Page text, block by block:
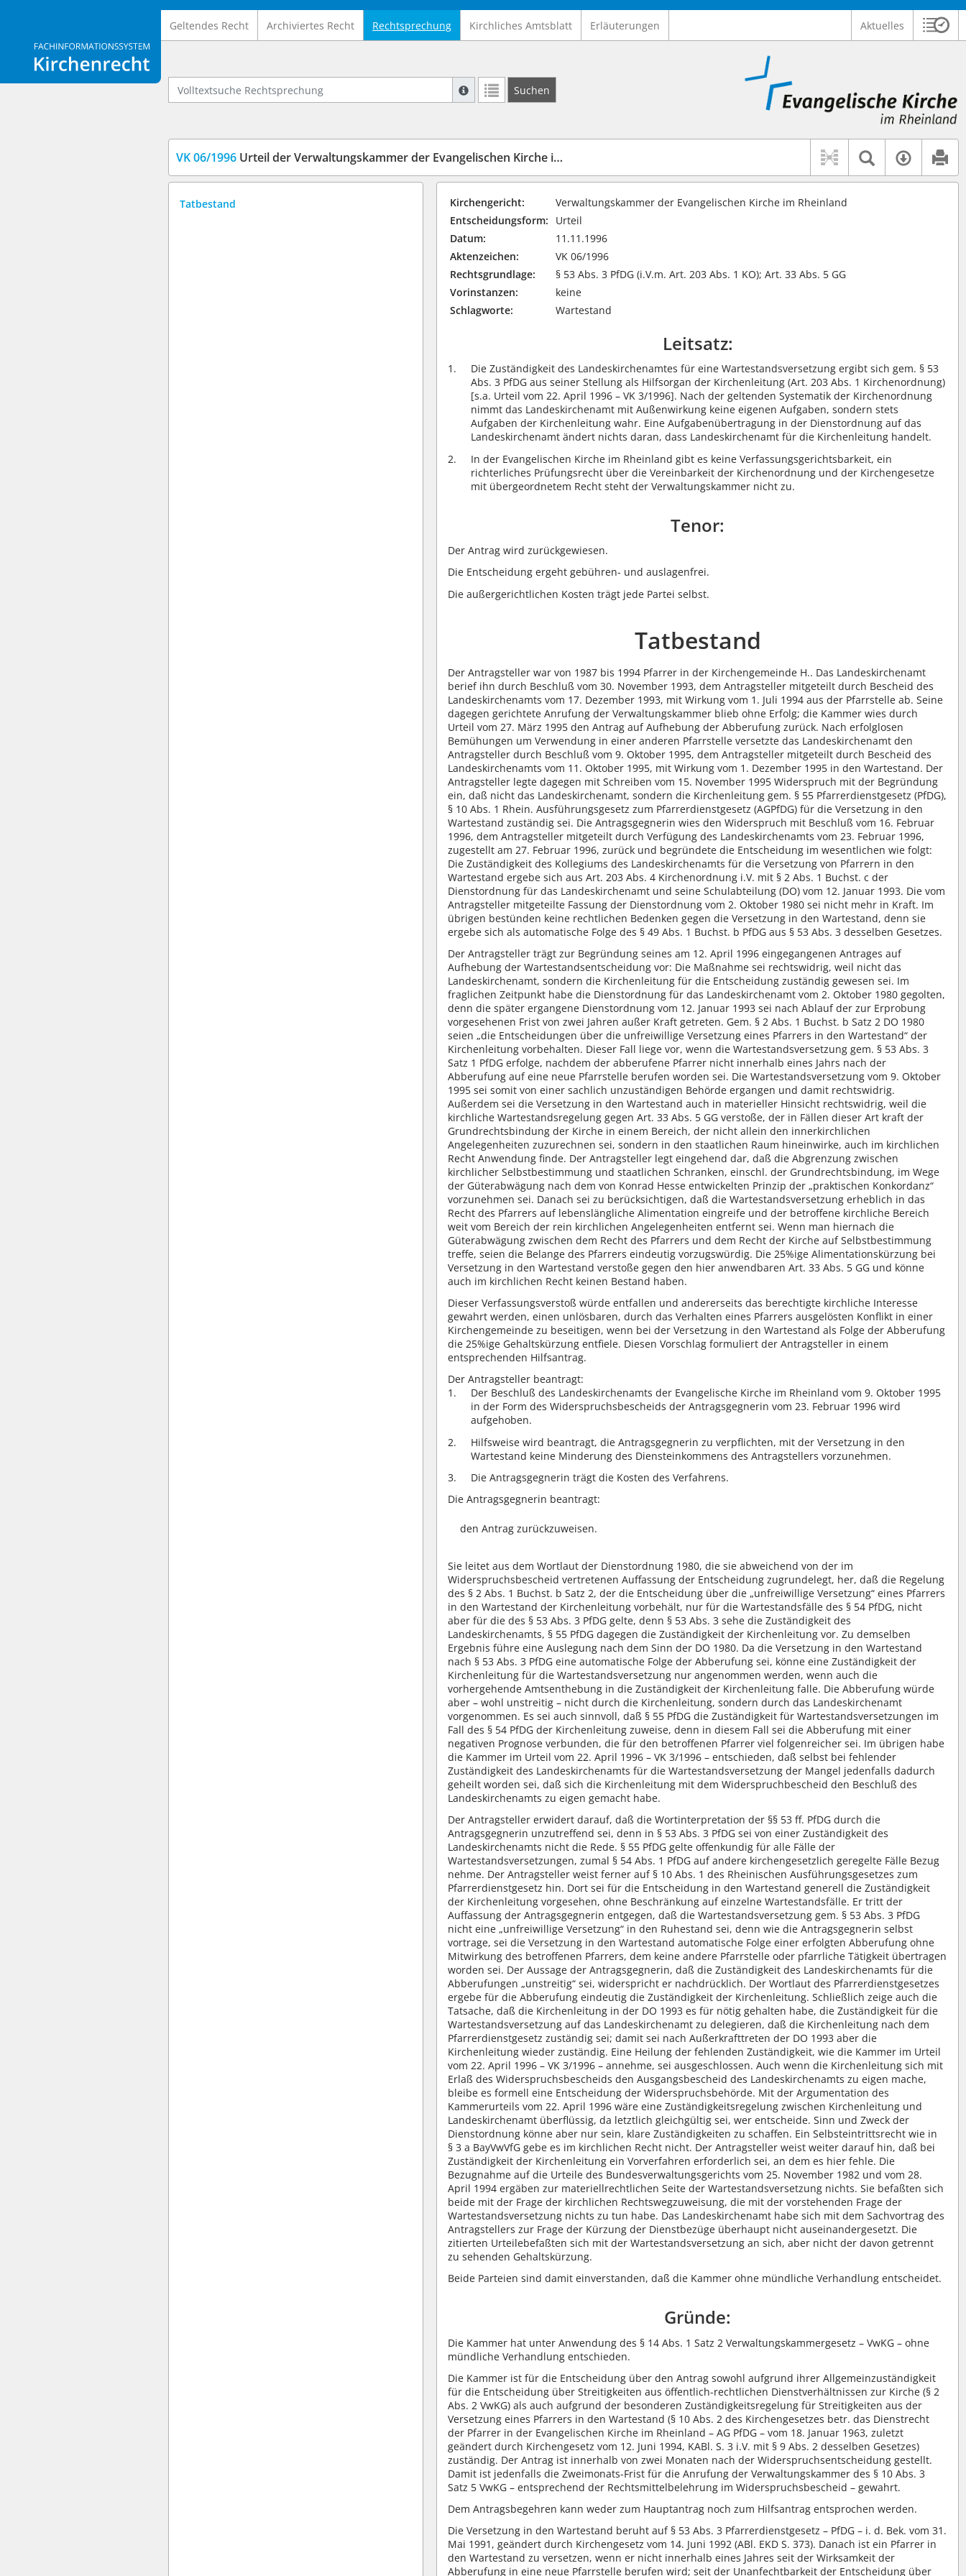
Logo Fachinformationssystem Kirchenrecht
Geltendes Recht Archiviertes Recht Rechtsprechung Kirchliches Amtsblatt Erläuterungen Aktuelles
Volltextsuche Rechtsprechung
Suche mit Platzhalter "*", Bsp. Pfarrer*, findet auch: "Pfarrerinitiative" oder "Pfarrerausschuss".
Suchen
Logo Ev. Kirche im Rheinland
VK 06/1996 Urteil der Verwaltungskammer der Evangelischen Kirche im Rheinland vom 11.11.1996 Textsuche
Tatbestand Kirchengericht:
Verwaltungskammer der Evangelischen Kirche im Rheinland
Entscheidungsform:
Urteil
Datum:
11.11.1996
Aktenzeichen:
VK 06/1996
Rechtsgrundlage:
§ 53 Abs. 3 PfDG (i.V.m. Art. 203 Abs. 1 KO); Art. 33 Abs. 5 GG
Vorinstanzen:
keine
Schlagworte:
Wartestand
Leitsatz:
Die Zuständigkeit des Landeskirchenamtes für eine Wartestandsversetzung ergibt sich gem. § 53
Abs. 3 PfDG aus seiner Stellung als Hilfsorgan der Kirchenleitung (Art. 203 Abs. 1 Kirchenordnung)
[s.a. Urteil vom 22. April 1996 – VK 3/1996]. Nach der geltenden Systematik der Kirchenordnung
nimmt das Landeskirchenamt mit Außenwirkung keine eigenen Aufgaben, sondern stets
Aufgaben der Kirchenleitung wahr. Eine Aufgabenübertragung in der Dienstordnung auf das
Landeskirchenamt ändert nichts daran, dass Landeskirchenamt für die Kirchenleitung handelt.
In der Evangelischen Kirche im Rheinland gibt es keine Verfassungsgerichtsbarkeit, ein
richterliches Prüfungsrecht über die Vereinbarkeit der Kirchenordnung und der Kirchengesetze
mit übergeordnetem Recht steht der Verwaltungskammer nicht zu.
Tenor:
Der Antrag wird zurückgewiesen.
Die Entscheidung ergeht gebühren- und auslagenfrei.
Die außergerichtlichen Kosten trägt jede Partei selbst.
Tatbestand
Der Antragsteller war von 1987 bis 1994 Pfarrer in der Kirchengemeinde H.. Das Landeskirchenamt
berief ihn durch Beschluß vom 30. November 1993, dem Antragsteller mitgeteilt durch Bescheid des
Landeskirchenamts vom 17. Dezember 1993, mit Wirkung vom 1. Juli 1994 aus der Pfarrstelle ab. Seine
dagegen gerichtete Anrufung der Verwaltungskammer blieb ohne Erfolg; die Kammer wies durch
Urteil vom 27. März 1995 den Antrag auf Aufhebung der Abberufung zurück. Nach erfolglosen
Bemühungen um Verwendung in einer anderen Pfarrstelle versetzte das Landeskirchenamt den
Antragsteller durch Beschluß vom 9. Oktober 1995, dem Antragsteller mitgeteilt durch Bescheid des
Landeskirchenamts vom 11. Oktober 1995, mit Wirkung vom 1. Dezember 1995 in den Wartestand. Der
Antragsteller legte dagegen mit Schreiben vom 15. November 1995 Widerspruch mit der Begründung
ein, daß nicht das Landeskirchenamt, sondern die Kirchenleitung gem. § 55 Pfarrerdienstgesetz (PfDG),
§ 10 Abs. 1 Rhein. Ausführungsgesetz zum Pfarrerdienstgesetz (AGPfDG) für die Versetzung in den
Wartestand zuständig sei. Die Antragsgegnerin wies den Widerspruch mit Beschluß vom 16. Februar
1996, dem Antragsteller mitgeteilt durch Verfügung des Landeskirchenamts vom 23. Februar 1996,
zugestellt am 27. Februar 1996, zurück und begründete die Entscheidung im wesentlichen wie folgt:
Die Zuständigkeit des Kollegiums des Landeskirchenamts für die Versetzung von Pfarrern in den
Wartestand ergebe sich aus Art. 203 Abs. 4 Kirchenordnung i.V. mit § 2 Abs. 1 Buchst. c der
Dienstordnung für das Landeskirchenamt und seine Schulabteilung (DO) vom 12. Januar 1993. Die vom
Antragsteller mitgeteilte Fassung der Dienstordnung vom 2. Oktober 1980 sei nicht mehr in Kraft. Im
übrigen bestünden keine rechtlichen Bedenken gegen die Versetzung in den Wartestand, denn sie
ergebe sich als automatische Folge des § 49 Abs. 1 Buchst. b PfDG aus § 53 Abs. 3 desselben Gesetzes.
Der Antragsteller trägt zur Begründung seines am 12. April 1996 eingegangenen Antrages auf
Aufhebung der Wartestandsentscheidung vor: Die Maßnahme sei rechtswidrig, weil nicht das
Landeskirchenamt, sondern die Kirchenleitung für die Entscheidung zuständig gewesen sei. Im
fraglichen Zeitpunkt habe die Dienstordnung für das Landeskirchenamt vom 2. Oktober 1980 gegolten,
denn die später ergangene Dienstordnung vom 12. Januar 1993 sei nach Ablauf der zur Erprobung
vorgesehenen Frist von zwei Jahren außer Kraft getreten. Gem. § 2 Abs. 1 Buchst. b Satz 2 DO 1980
seien „die Entscheidungen über die unfreiwillige Versetzung eines Pfarrers in den Wartestand“ der
Kirchenleitung vorbehalten. Dieser Fall liege vor, wenn die Wartestandsversetzung gem. § 53 Abs. 3
Satz 1 PfDG erfolge, nachdem der abberufene Pfarrer nicht innerhalb eines Jahrs nach der
Abberufung auf eine neue Pfarrstelle berufen worden sei. Die Wartestandsversetzung vom 9. Oktober
1995 sei somit von einer sachlich unzuständigen Behörde ergangen und damit rechtswidrig.
Außerdem sei die Versetzung in den Wartestand auch in materieller Hinsicht rechtswidrig, weil die
kirchliche Wartestandsregelung gegen Art. 33 Abs. 5 GG verstoße, der in Fällen dieser Art kraft der
Grundrechtsbindung der Kirche in einem Bereich, der nicht allein den innerkirchlichen
Angelegenheiten zuzurechnen sei, sondern in den staatlichen Raum hineinwirke, auch im kirchlichen
Recht Anwendung finde. Der Antragsteller legt eingehend dar, daß die Abgrenzung zwischen
kirchlicher Selbstbestimmung und staatlichen Schranken, einschl. der Grundrechtsbindung, im Wege
der Güterabwägung nach dem von Konrad Hesse entwickelten Prinzip der „praktischen Konkordanz“
vorzunehmen sei. Danach sei zu berücksichtigen, daß die Wartestandsversetzung erheblich in das
Recht des Pfarrers auf lebenslängliche Alimentation eingreife und der betroffene kirchliche Bereich
weit vom Bereich der rein kirchlichen Angelegenheiten entfernt sei. Wenn man hiernach die
Güterabwägung zwischen dem Recht des Pfarrers und dem Recht der Kirche auf Selbstbestimmung
treffe, seien die Belange des Pfarrers eindeutig vorzugswürdig. Die 25%ige Alimentationskürzung bei
Versetzung in den Wartestand verstoße gegen den hier anwendbaren Art. 33 Abs. 5 GG und könne
auch im kirchlichen Recht keinen Bestand haben.
Dieser Verfassungsverstoß würde entfallen und andererseits das berechtigte kirchliche Interesse
gewahrt werden, einen unlösbaren, durch das Verhalten eines Pfarrers ausgelösten Konflikt in einer
Kirchengemeinde zu beseitigen, wenn bei der Versetzung in den Wartestand als Folge der Abberufung
die 25%ige Gehaltskürzung entfiele. Diesen Vorschlag formuliert der Antragsteller in einem
entsprechenden Hilfsantrag.
Der Antragsteller beantragt:
Der Beschluß des Landeskirchenamts der Evangelische Kirche im Rheinland vom 9. Oktober 1995
in der Form des Widerspruchsbescheids der Antragsgegnerin vom 23. Februar 1996 wird
aufgehoben.
Hilfsweise wird beantragt, die Antragsgegnerin zu verpflichten, mit der Versetzung in den
Wartestand keine Minderung des Diensteinkommens des Antragstellers vorzunehmen.
Die Antragsgegnerin trägt die Kosten des Verfahrens.
Die Antragsgegnerin beantragt:
den Antrag zurückzuweisen.
Sie leitet aus dem Wortlaut der Dienstordnung 1980, die sie abweichend von der im
Widerspruchsbescheid vertretenen Auffassung der Entscheidung zugrundelegt, her, daß die Regelung
des § 2 Abs. 1 Buchst. b Satz 2, der die Entscheidung über die „unfreiwillige Versetzung“ eines Pfarrers
in den Wartestand der Kirchenleitung vorbehält, nur für die Wartestandsfälle des § 54 PfDG, nicht
aber für die des § 53 Abs. 3 PfDG gelte, denn § 53 Abs. 3 sehe die Zuständigkeit des
Landeskirchenamts, § 55 PfDG dagegen die Zuständigkeit der Kirchenleitung vor. Zu demselben
Ergebnis führe eine Auslegung nach dem Sinn der DO 1980. Da die Versetzung in den Wartestand
nach § 53 Abs. 3 PfDG eine automatische Folge der Abberufung sei, könne eine Zuständigkeit der
Kirchenleitung für die Wartestandsversetzung nur angenommen werden, wenn auch die
vorhergehende Amtsenthebung in die Zuständigkeit der Kirchenleitung falle. Die Abberufung würde
aber – wohl unstreitig – nicht durch die Kirchenleitung, sondern durch das Landeskirchenamt
vorgenommen. Es sei auch sinnvoll, daß § 55 PfDG die Zuständigkeit für Wartestandsversetzungen im
Fall des § 54 PfDG der Kirchenleitung zuweise, denn in diesem Fall sei die Abberufung mit einer
negativen Prognose verbunden, die für den betroffenen Pfarrer viel folgenreicher sei. Im übrigen habe
die Kammer im Urteil vom 22. April 1996 – VK 3/1996 – entschieden, daß selbst bei fehlender
Zuständigkeit des Landeskirchenamts für die Wartestandsversetzung der Mangel jedenfalls dadurch
geheilt worden sei, daß sich die Kirchenleitung mit dem Widerspruchbescheid den Beschluß des
Landeskirchenamts zu eigen gemacht habe.
Der Antragsteller erwidert darauf, daß die Wortinterpretation der §§ 53 ff. PfDG durch die
Antragsgegnerin unzutreffend sei, denn in § 53 Abs. 3 PfDG sei von einer Zuständigkeit des
Landeskirchenamts nicht die Rede. § 55 PfDG gelte offenkundig für alle Fälle der
Wartestandsversetzungen, zumal § 54 Abs. 1 PfDG auf andere kirchengesetzlich geregelte Fälle Bezug
nehme. Der Antragsteller weist ferner auf § 10 Abs. 1 des Rheinischen Ausführungsgesetzes zum
Pfarrerdienstgesetz hin. Dort sei für die Entscheidung in den Wartestand generell die Zuständigkeit
der Kirchenleitung vorgesehen, ohne Beschränkung auf einzelne Wartestandsfälle. Er tritt der
Auffassung der Antragsgegnerin entgegen, daß die Wartestandsversetzung gem. § 53 Abs. 3 PfDG
nicht eine „unfreiwillige Versetzung“ in den Ruhestand sei, denn wie die Antragsgegnerin selbst
vortrage, sei die Versetzung in den Wartestand automatische Folge einer erfolgten Abberufung ohne
Mitwirkung des betroffenen Pfarrers, dem keine andere Pfarrstelle oder pfarrliche Tätigkeit übertragen
worden sei. Der Aussage der Antragsgegnerin, daß die Zuständigkeit des Landeskirchenamts für die
Abberufungen „unstreitig“ sei, widerspricht er nachdrücklich. Der Wortlaut des Pfarrerdienstgesetzes
ergebe für die Abberufung eindeutig die Zuständigkeit der Kirchenleitung. Schließlich zeige auch die
Tatsache, daß die Kirchenleitung in der DO 1993 es für nötig gehalten habe, die Zuständigkeit für die
Wartestandsversetzung auf das Landeskirchenamt zu delegieren, daß die Kirchenleitung nach dem
Pfarrerdienstgesetz zuständig sei; damit sei nach Außerkrafttreten der DO 1993 aber die
Kirchenleitung wieder zuständig. Eine Heilung der fehlenden Zuständigkeit, wie die Kammer im Urteil
vom 22. April 1996 – VK 3/1996 – annehme, sei ausgeschlossen. Auch wenn die Kirchenleitung sich mit
Erlaß des Widerspruchsbescheids den Ausgangsbescheid des Landeskirchenamts zu eigen mache,
bleibe es formell eine Entscheidung der Widerspruchsbehörde. Mit der Argumentation des
Kammerurteils vom 22. April 1996 wäre eine Zuständigkeitsregelung zwischen Kirchenleitung und
Landeskirchenamt überflüssig, da letztlich gleichgültig sei, wer entscheide. Sinn und Zweck der
Dienstordnung könne aber nur sein, klare Zuständigkeiten zu schaffen. Ein Selbsteintrittsrecht wie in
§ 3 a BayVwVfG gebe es im kirchlichen Recht nicht. Der Antragsteller weist weiter darauf hin, daß bei
Zuständigkeit der Kirchenleitung ein Vorverfahren erforderlich sei, an dem es hier fehle. Die
Bezugnahme auf die Urteile des Bundesverwaltungsgerichts vom 25. November 1982 und vom 28.
April 1994 ergäben zur materiellrechtlichen Seite der Wartestandsversetzung nichts. Sie befaßten sich
beide mit der Frage der kirchlichen Rechtswegzuweisung, die mit der vorstehenden Frage der
Wartestandsversetzung nichts zu tun habe. Das Landeskirchenamt habe sich mit dem Sachvortrag des
Antragstellers zur Frage der Kürzung der Dienstbezüge überhaupt nicht auseinandergesetzt. Die
zitierten Urteilebefaßten sich mit der Wartestandsversetzung an sich, aber nicht der davon getrennt
zu sehenden Gehaltskürzung.
Beide Parteien sind damit einverstanden, daß die Kammer ohne mündliche Verhandlung entscheidet.
Gründe:
Die Kammer hat unter Anwendung des § 14 Abs. 1 Satz 2 Verwaltungskammergesetz – VwKG – ohne
mündliche Verhandlung entschieden.
Die Kammer ist für die Entscheidung über den Antrag sowohl aufgrund ihrer Allgemeinzuständigkeit
für die Entscheidung über Streitigkeiten aus öffentlich-rechtlichen Dienstverhältnissen zur Kirche (§ 2
Abs. 2 VwKG) als auch aufgrund der besonderen Zuständigkeitsregelung für Streitigkeiten aus der
Versetzung eines Pfarrers in den Wartestand (§ 10 Abs. 2 des Kirchengesetzes betr. das Dienstrecht
der Pfarrer in der Evangelischen Kirche im Rheinland – AG PfDG – vom 18. Januar 1963, zuletzt
geändert durch Kirchengesetz vom 12. Juni 1994, KABl. S. 3 i.V. mit § 9 Abs. 2 desselben Gesetzes)
zuständig. Der Antrag ist innerhalb von zwei Monaten nach der Widerspruchsentscheidung gestellt.
Damit ist jedenfalls die Zweimonats-Frist für die Anrufung der Verwaltungskammer des § 10 Abs. 3
Satz 5 VwKG – entsprechend der Rechtsmittelbelehrung im Widerspruchsbescheid – gewahrt.
Dem Antragsbegehren kann weder zum Hauptantrag noch zum Hilfsantrag entsprochen werden.
Die Versetzung in den Wartestand beruht auf § 53 Abs. 3 Pfarrerdienstgesetz – PfDG – i. d. Bek. vom 31.
Mai 1991, geändert durch Kirchengesetz vom 14. Juni 1992 (ABl. EKD S. 373). Danach ist ein Pfarrer in
den Wartestand zu versetzen, wenn er nicht innerhalb eines Jahres seit der Wirksamkeit der
Abberufung in eine neue Pfarrstelle berufen wird; seit der Unanfechtbarkeit der Entscheidung über